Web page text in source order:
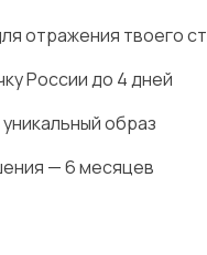
отражения твоего
России до 4 дней
образ
— 6 месяцев